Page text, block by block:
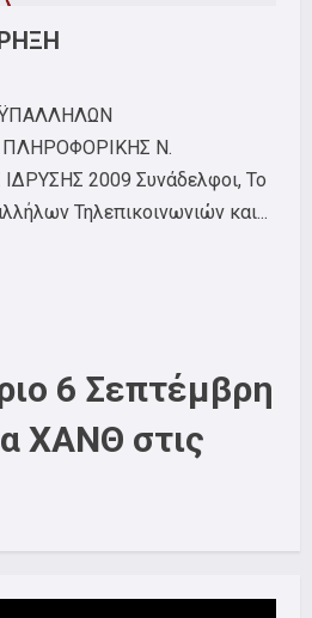
ΠΛΗΡΟΦΟΡΙΚΗΣ Ν.
2009 Συνάδελφοι, Το
Τηλεπικοινωνιών και...
6 Σεπτέμβρη
ΧΑΝΘ στις